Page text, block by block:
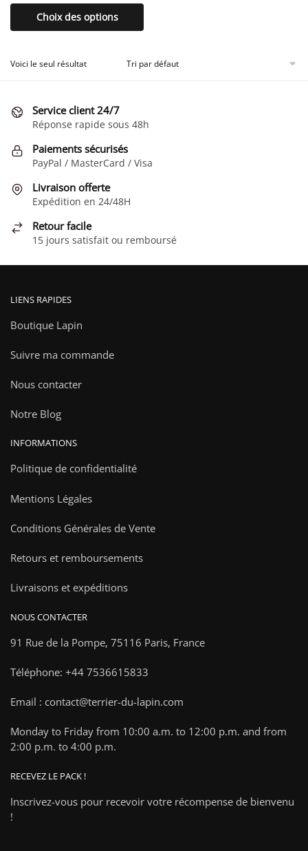
Choix des options
Ce
produit
plusieurs
options
peuvent
être
choisies
la
du
produit
Voici le seul résultat
Service client 24/7
Réponse rapide sous 48h
Paiements sécurisés
PayPal / MasterCard / Visa
Livraison offerte
Expédition en 24/48H
Retour facile
15 jours satisfait ou remboursé
LIENS RAPIDES
Boutique Lapin
Suivre ma commande
Nous contacter
Notre Blog
INFORMATIONS
Politique de confidentialité
Mentions Légales
Conditions Générales de Vente
Retours et remboursements
Livraisons et expéditions
NOUS CONTACTER
91 Rue de la Pompe, 75116 Paris, France
Téléphone: +44 7536615833
Email : contact@terrier-du-lapin.com
Monday to Friday from 10:00 a.m. to 12:00 p.m. and from
2:00 p.m. to 4:00 p.m.
RECEVEZ LE PACK !
Inscrivez-vous pour recevoir votre récompense de bienvenu
!